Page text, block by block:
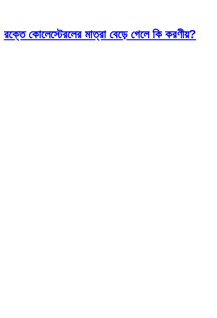
রক্তে কোলেস্টেরলের মাত্রা বেড়ে গেলে কি করণীয়?